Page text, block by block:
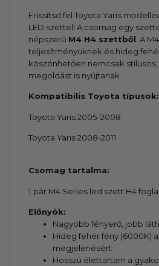
Frissítsd fel Toyota Yaris
LED szettel! A csomag egy
népszerű M4 H4 szettből . A
teljesítményüknek és hideg
köszönhetően nemcsak
megoldást is nyújtanak.
Kompatibilis Toyota típusok:
Toyota Yaris 2005-2008
Toyota Yaris 2008-2011
Csomag tartalma:
1 pár M4 Series led szett H4
Előnyök:
Nagyobb fényerő, jobb
Hideg fehér fény (6000K)
megjelenésért
Hosszú élettartam a